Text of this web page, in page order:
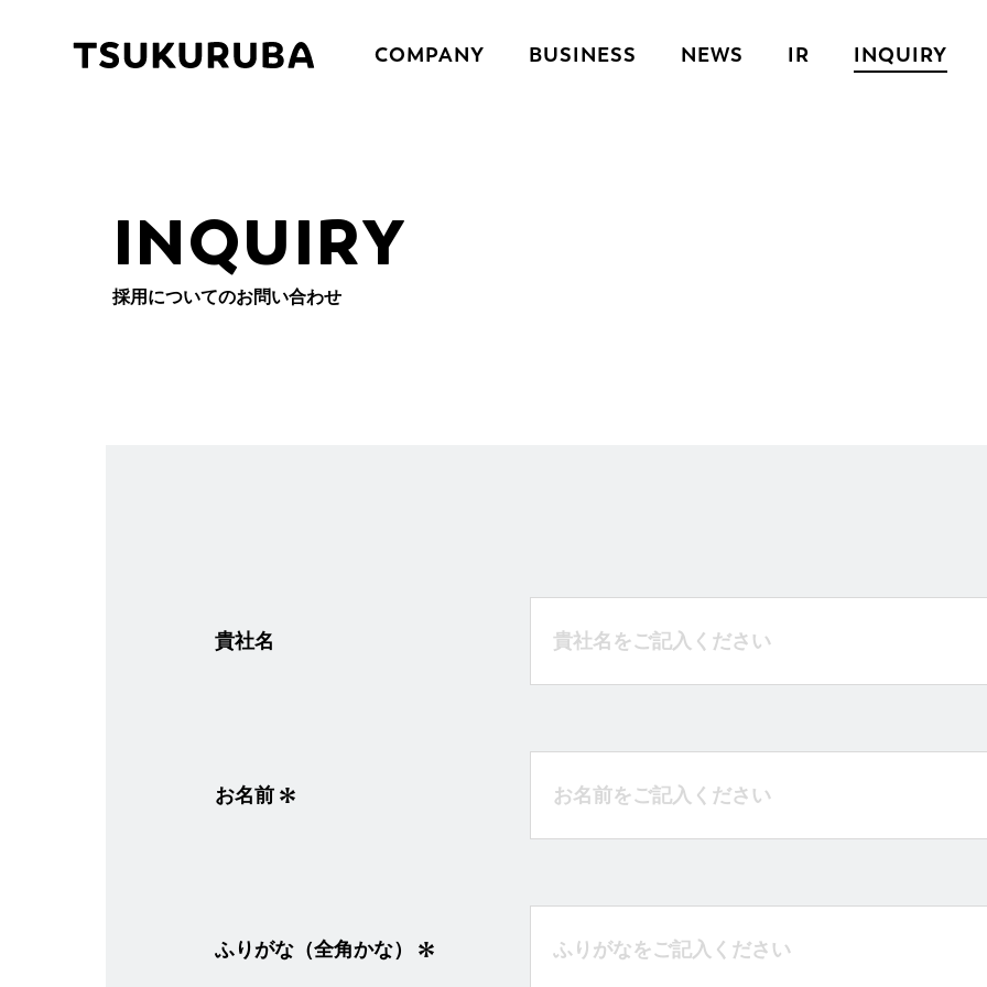
COMPANY BUSINESS NEWS IR INQUIRY
INQUIRY
採用についてのお問い合わせ
貴社名
お名前
ふりがな（全角かな）